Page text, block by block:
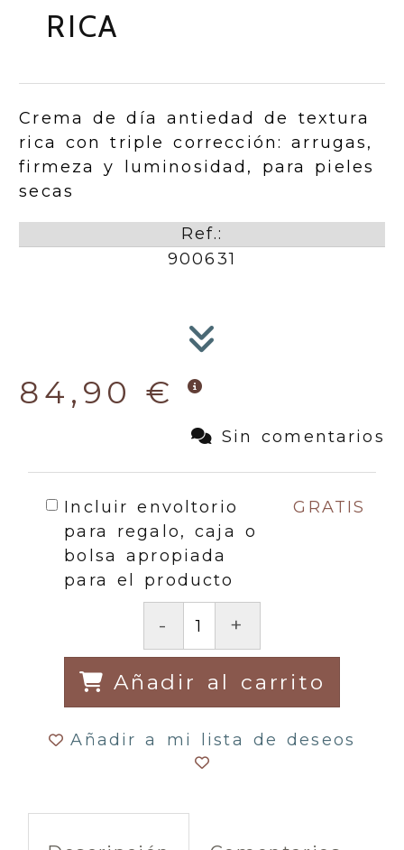
RICA
Crema de día antiedad de textura
rica con triple corrección: arrugas,
firmeza y luminosidad, para pieles
secas
Ref.:
900631
84,90 €
Sin comentarios
Incluir envoltorio
para regalo, caja o
bolsa apropiada
para el producto
GRATIS
- +
Añadir al carrito
Añadir a mi lista de deseos